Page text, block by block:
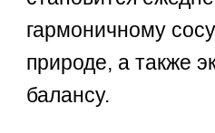
гармоничному
природе, а также
балансу.